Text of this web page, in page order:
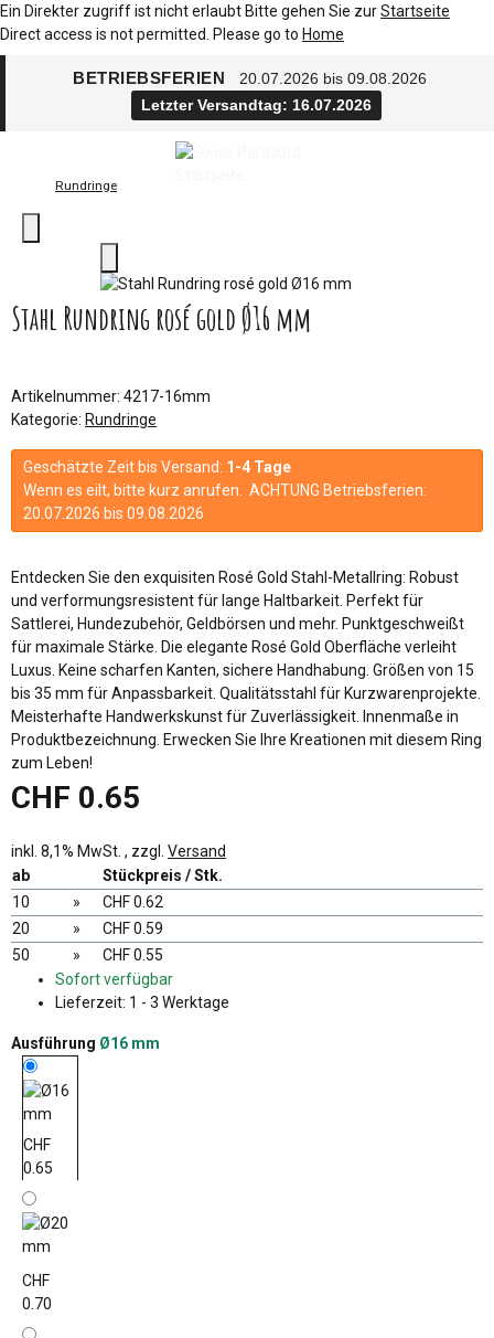
Ein Direkter zugriff ist nicht erlaubt Bitte gehen Sie zurStartseite
Direct access is not permitted. Please go to Home
BETRIEBSFERIEN
20.07.2026 bis 09.08.2026
Letzter Versandtag: 16.07.2026
Rundringe
Stahl Rundring rosé gold Ø16 mm
Artikelnummer: 4217-16mm
Kategorie: Rundringe
Geschätzte Zeit bis Versand: 1-4 Tage
Wenn es eilt, bitte kurz anrufen. ACHTUNG Betriebsferien:
20.07.2026 bis 09.08.2026
Entdecken Sie den exquisiten Rosé Gold Stahl-Metallring: Robust
und verformungsresistent für lange Haltbarkeit. Perfekt für
Sattlerei, Hundezubehör, Geldbörsen und mehr. Punktgeschweißt
für maximale Stärke. Die elegante Rosé Gold Oberfläche verleiht
Luxus. Keine scharfen Kanten, sichere Handhabung. Größen von 15
bis 35 mm für Anpassbarkeit. Qualitätsstahl für Kurzwarenprojekte.
Meisterhafte Handwerkskunst für Zuverlässigkeit. Innenmaße in
Produktbezeichnung. Erwecken Sie Ihre Kreationen mit diesem Ring
zum Leben!
CHF 0.65
inkl. 8,1% MwSt. , zzgl. Versand
ab
Stückpreis / Stk.
10
»
CHF 0.62
20
»
CHF 0.59
50
»
CHF 0.55
Sofort verfügbar
Lieferzeit: 1 - 3 Werktage
Ausführung Ø16 mm
CHF
0.65
CHF
0.70